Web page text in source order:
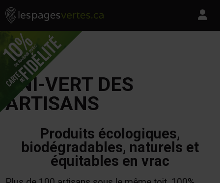
Skip to content
Les Pages Vertes - Go to homepage
UNI-VERT DES
ARTISANS
Produits écologiques,
biodégradables, naturels et
équitables en vrac